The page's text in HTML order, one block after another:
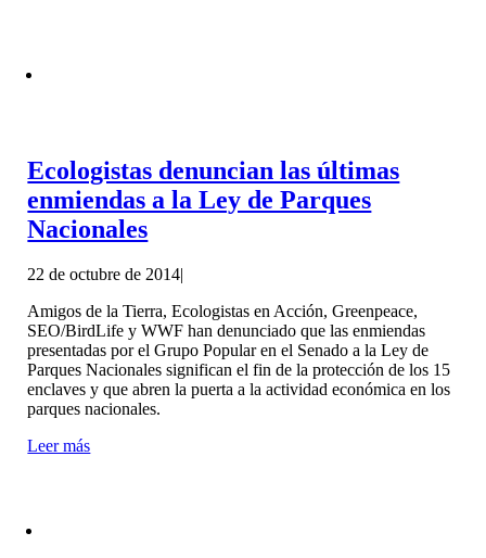
Ecologistas denuncian las últimas
enmiendas a la Ley de Parques
Nacionales
22 de octubre de 2014|
Amigos de la Tierra, Ecologistas en Acción, Greenpeace,
SEO/BirdLife y WWF han denunciado que las enmiendas
presentadas por el Grupo Popular en el Senado a la Ley de
Parques Nacionales significan el fin de la protección de los 15
enclaves y que abren la puerta a la actividad económica en los
parques nacionales.
Leer más